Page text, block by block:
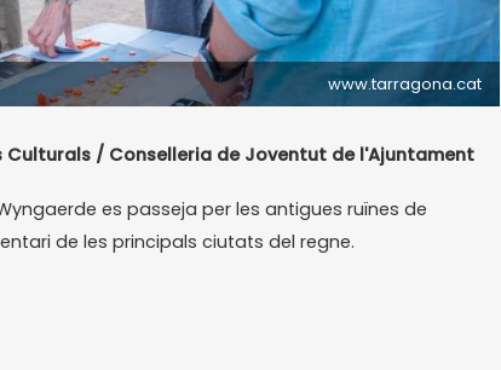
www.tarragona.cat
Culturals / Conselleria de Joventut de l'Ajuntament
es passeja per les antigues ruïnes de
de les principals ciutats del regne.